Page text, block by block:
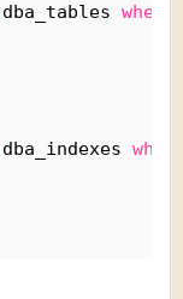
dba_tables where
dba_indexes